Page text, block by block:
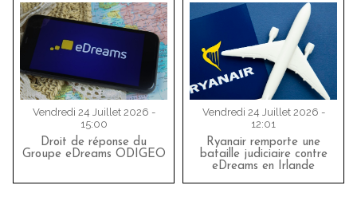
Vendredi 24 Juillet 2026 -
15:00
Droit de réponse du
Groupe eDreams ODIGEO
Vendredi 24 Juillet 2026 -
12:01
Ryanair remporte une
bataille judiciaire contre
eDreams en Irlande